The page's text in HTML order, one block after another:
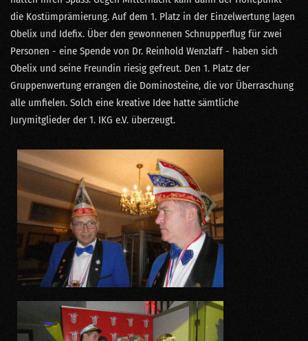
die Kostümprämierung. Auf dem 1. Platz in der Einzelwertung lagen
Obelix und Idefix. Über den gewonnenen Schnupperflug für zwei
Personen - eine Spende von Dr. Reinhold Wenzlaff - haben sich
Obelix und seine Freundin riesig gefreut. Den 1. Platz der
Gruppenwertung errangen die Dominosteine, die vor Überraschung
alle umfielen. Solch eine kreative Idee hatte sämtliche
Jurymitglieder der 1. IKG e.V. überzeugt.